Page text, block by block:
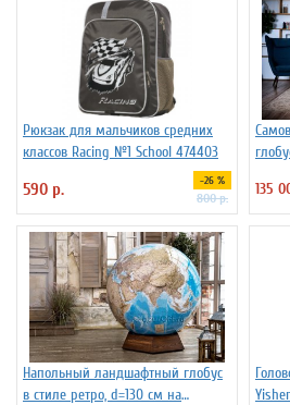
Рюкзак для мальчиков средних
классов Racing №1 School 474403
590 р. -26 %
800 р. 135
Напольный ландшафтный глобус
в стиле ретро, d=130 см на